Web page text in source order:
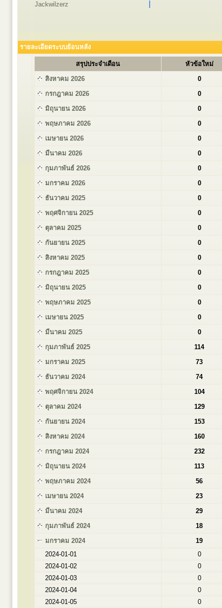
Jackwilzerz
รายละเอียดระบบย้อนหลัง
สรุปประจำเดือน
หัวข้อใหม่
สิงหาคม 2026
0
กรกฎาคม 2026
0
มิถุนายน 2026
0
พฤษภาคม 2026
0
เมษายน 2026
0
มีนาคม 2026
0
กุมภาพันธ์ 2026
0
มกราคม 2026
0
ธันวาคม 2025
0
พฤศจิกายน 2025
0
ตุลาคม 2025
0
กันยายน 2025
0
สิงหาคม 2025
0
กรกฎาคม 2025
0
มิถุนายน 2025
0
พฤษภาคม 2025
0
เมษายน 2025
0
มีนาคม 2025
0
กุมภาพันธ์ 2025
114
มกราคม 2025
73
ธันวาคม 2024
74
พฤศจิกายน 2024
104
ตุลาคม 2024
129
กันยายน 2024
153
สิงหาคม 2024
160
กรกฎาคม 2024
232
มิถุนายน 2024
113
พฤษภาคม 2024
56
เมษายน 2024
23
มีนาคม 2024
29
กุมภาพันธ์ 2024
18
มกราคม 2024
19
2024-01-01
0
2024-01-02
0
2024-01-03
0
2024-01-04
0
2024-01-05
0